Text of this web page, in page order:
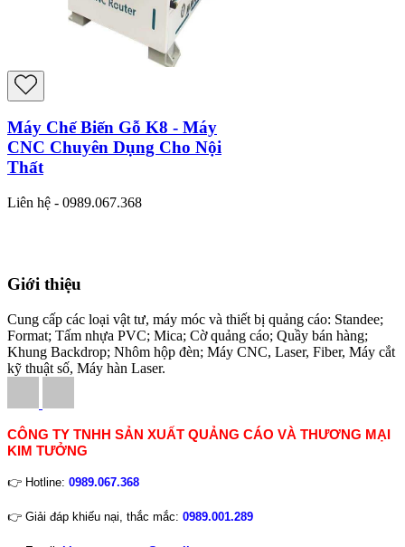
Máy Chế Biến Gỗ K8 - Máy
CNC Chuyên Dụng Cho Nội
Thất
Liên hệ - 0989.067.368
Giới thiệu
Cung cấp các loại vật tư, máy móc và thiết bị quảng cáo: Standee;
Format; Tấm nhựa PVC; Mica; Cờ quảng cáo; Quầy bán hàng;
Khung Backdrop; Nhôm hộp đèn; Máy CNC, Laser, Fiber, Máy cắt
kỹ thuật số, Máy hàn Laser.
CÔNG TY TNHH SẢN XUẤT QUẢNG CÁO VÀ THƯƠNG MẠI
KIM TƯỞNG
👉 Hotline: 0989.067.368
👉 Giải đáp khiếu nại, thắc mắc: 0989.001.289